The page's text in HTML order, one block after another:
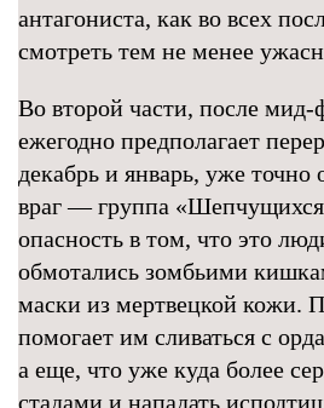
антагониста, как во всех
смотреть тем не менее
Во второй части, после
ежегодно предполагает
декабрь и январь, уже точно
враг — группа
опасность в том, что это
обмотались зомбьими
маски из мертвецкой кожи.
помогает им сливаться с
а еще, что уже куда более
стадами и нападать